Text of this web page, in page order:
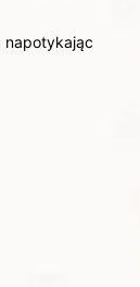
napotykając